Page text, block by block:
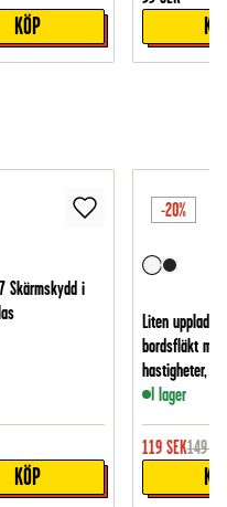
KÖP
Skärmskydd i
KÖP
-20%
Liten
bordsfläkt
hastigheter, Vit
I lager
119 SEK149